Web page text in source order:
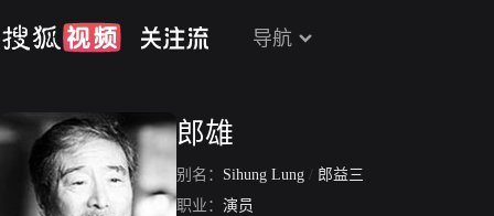
导航
郎雄
别名： Sihung Lung / 郎益三
职业： 演员